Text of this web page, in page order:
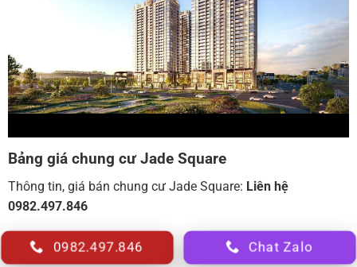
Bảng giá chung cư Jade Square
Thông tin, giá bán chung cư Jade Square: Liên hệ
0982.497.846
0982.497.846 Chat Zalo